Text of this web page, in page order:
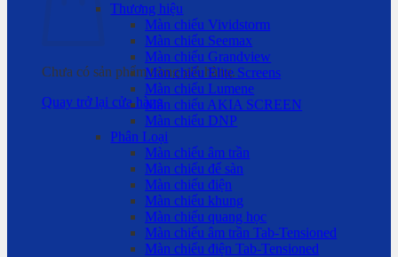
Chưa có sản phẩm trong giỏ hàng.
Quay trở lại cửa hàng
Thương hiệu
Màn chiếu Vividstorm
Màn chiếu Seemax
Màn chiếu Grandview
Màn chiếu Elite Screens
Màn chiếu Lumene
Màn chiếu AKIA SCREEN
Màn chiếu DNP
Phân Loại
Màn chiếu âm trần
Màn chiếu để sàn
Màn chiếu điện
Màn chiếu khung
Màn chiếu quang học
Màn chiếu âm trần Tab-Tensioned
Màn chiếu điện Tab-Tensioned